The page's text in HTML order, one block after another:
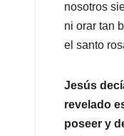
nosotros
ni orar tan
el santo
Jesús
revelado
poseer y